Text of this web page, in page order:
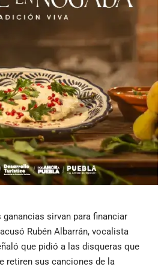
sirvan para financiar
Rubén Albarrán, vocalista
que pidió a las disqueras que
retiren sus canciones de la